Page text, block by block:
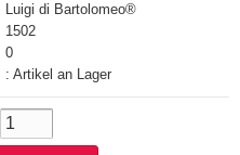
Luigi di Bartolomeo®
1502
0
: Artikel an Lager